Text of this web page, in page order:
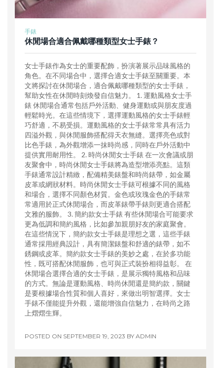
手錶
休閒場合適合佩戴哪種類型女士手錶？
女士手錶作為女士的重要配飾，扮演著展示品味風格的
角色。在不同場合中，選擇合適女士手錶至關重要。本
文將探討在休閒場合，適合佩戴哪種類型的女士手錶，
幫助女性在休閒時刻煥發自信魅力。 1. 運動風格女士手
錶 休閒場合通常包括戶外活動、健身運動或與朋友度過
輕鬆時光。在這些情境下，選擇運動風格的女士手錶輕
巧舒適，不易受損。運動風格的女士手錶常常具有活力
四溢外觀，與休閒服飾搭配得天衣無縫。選擇亮色或對
比色手錶，為外觀增添一抹時尚感，同時在戶外活動中
提供實用耐用性。 2. 時尚休閒女士手錶 在一次會議或朋
友聚會中，時尚休閒女士手錶將為造型增添亮點。這類
手錶通常設計精緻，配備精美錶盤和時尚錶帶，如金屬
皮革或網狀材料。時尚休閒女士手錶可根據不同的風格
和場合，選擇不同顏色材質。金色或玫瑰金色的手錶常
常適用於正式休閒場合，而皮革錶帶手錶則更適合搭配
文雅的服飾。 3. 簡約款女士手錶 有些休閒場合可能要求
更為低調和簡約風格，比如參加親朋好友的家庭聚會。
在這些情況下，簡約款女士手錶是理想之選，這些手錶
通常採用經典設計，具有簡潔錶盤和舒適的錶帶，如不
銹鋼或皮革。簡約款女士手錶的美妙之處，在於多功能
性，既可搭配休閒服飾，也可與正式裝扮相得益彰。 在
休閒場合選擇合適的女士手錶，是展示獨特風格和品味
的方式。無論是運動風格、時尚休閒還是簡約款，關鍵
是要根據場合性質和個人喜好，來做出明智選擇。女士
手錶不僅能提升外觀，還能增強自信魅力，在時尚之路
上熠熠生輝。
POSTED ON SEPTEMBER 19, 2023 BY ADMIN